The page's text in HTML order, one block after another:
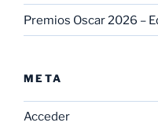
Premios Oscar 2026 –
META
Acceder